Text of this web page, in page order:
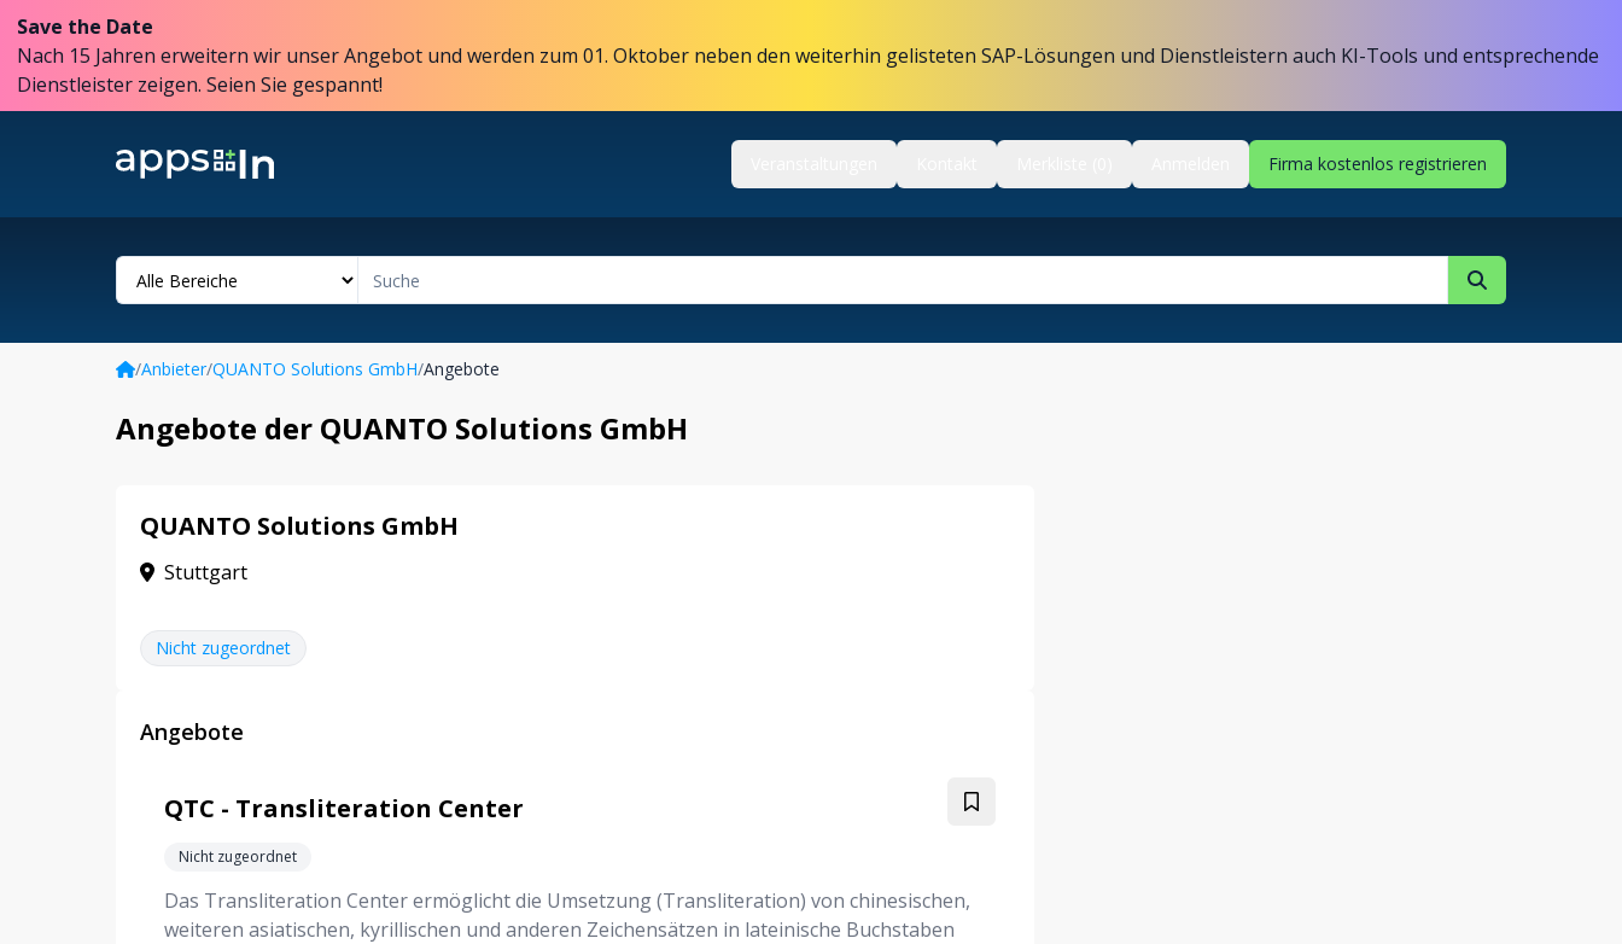
Save the Date
Nach 15 Jahren erweitern wir unser Angebot und werden zum 01. Oktober neben den weiterhin gelisteten SAP-Lösungen und Dienstleistern auch KI-Tools und entsprechende
Dienstleister zeigen. Seien Sie gespannt!
Firma kostenlos registrieren
/Anbieter/QUANTO Solutions GmbH/Angebote
Angebote der QUANTO Solutions GmbH
QUANTO Solutions GmbH
Stuttgart
Nicht zugeordnet
Angebote
QTC - Transliteration Center
Nicht zugeordnet
Das Transliteration Center ermöglicht die Umsetzung (Transliteration) von chinesischen,
weiteren asiatischen, kyrillischen und anderen Zeichensätzen in lateinische Buchstaben